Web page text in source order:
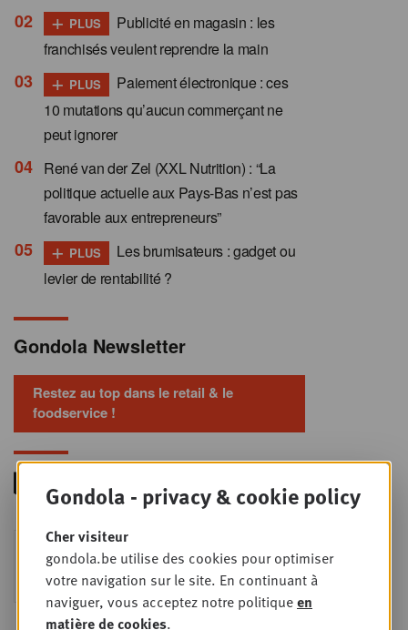
+ PLUS
Publicité en magasin : les
franchisés veulent reprendre la main
+ PLUS
Paiement électronique : ces
10 mutations qu’aucun commerçant ne
peut ignorer
René van der Zel (XXL Nutrition) : “La
politique actuelle aux Pays-Bas n’est pas
favorable aux entrepreneurs”
+ PLUS
Les brumisateurs : gadget ou
levier de rentabilité ?
Gondola Newsletter
Restez au top dans le retail & le
foodservice !
9
SEPT
Foodservice - Joint
business planning
Intro to Negotiation: Succes aan de
onderhandelingstafel is geen toeval!
Gondola - privacy & cookie policy
Cher visiteur
gondola.be utilise des cookies pour optimiser
votre navigation sur le site. En continuant à
naviguer, vous acceptez notre politiqueen
matière de cookies.